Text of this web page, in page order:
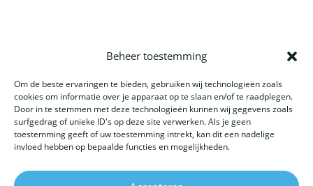
Beheer toestemming
Om de beste ervaringen te bieden, gebruiken wij technologieën zoals
cookies om informatie over je apparaat op te slaan en/of te raadplegen.
Door in te stemmen met deze technologieën kunnen wij gegevens zoals
surfgedrag of unieke ID's op deze site verwerken. Als je geen
toestemming geeft of uw toestemming intrekt, kan dit een nadelige
invloed hebben op bepaalde functies en mogelijkheden.
Website gemaakt door: LOEQ